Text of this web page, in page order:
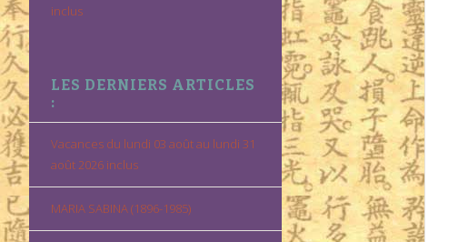
inclus
LES DERNIERS ARTICLES
:
Vacances du lundi 03 août au lundi 31
août 2026 inclus
MARIA SABINA (1896-1985)